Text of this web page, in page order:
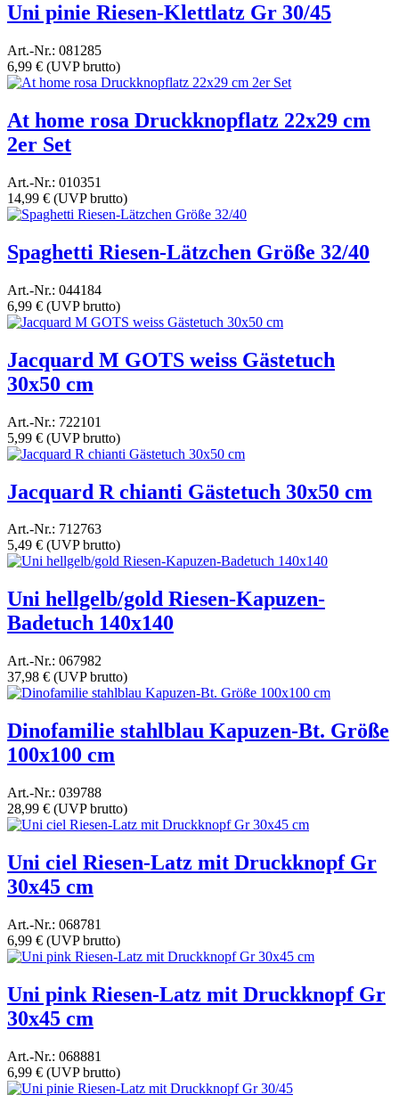
Uni pinie Riesen-Klettlatz Gr 30/45
Art.-Nr.: 081285
6,99 € (UVP brutto)
At home rosa Druckknopflatz 22x29 cm
2er Set
Art.-Nr.: 010351
14,99 € (UVP brutto)
Spaghetti Riesen-Lätzchen Größe 32/40
Art.-Nr.: 044184
6,99 € (UVP brutto)
Jacquard M GOTS weiss Gästetuch
30x50 cm
Art.-Nr.: 722101
5,99 € (UVP brutto)
Jacquard R chianti Gästetuch 30x50 cm
Art.-Nr.: 712763
5,49 € (UVP brutto)
Uni hellgelb/gold Riesen-Kapuzen-
Badetuch 140x140
Art.-Nr.: 067982
37,98 € (UVP brutto)
Dinofamilie stahlblau Kapuzen-Bt. Größe
100x100 cm
Art.-Nr.: 039788
28,99 € (UVP brutto)
Uni ciel Riesen-Latz mit Druckknopf Gr
30x45 cm
Art.-Nr.: 068781
6,99 € (UVP brutto)
Uni pink Riesen-Latz mit Druckknopf Gr
30x45 cm
Art.-Nr.: 068881
6,99 € (UVP brutto)